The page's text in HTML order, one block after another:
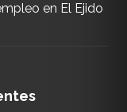
en El Ejido